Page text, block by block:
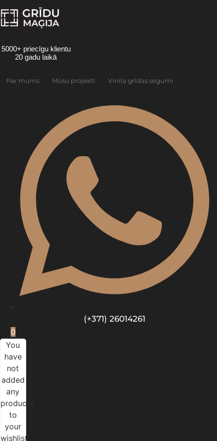
to
content
5000+ priecīgu klientu
20 gadu laikā
Par mums Mūsu projekti Vinila grīdas segumi
(+371) 26014261
0
You
have
not
added
any
products
to
your
wishlist.